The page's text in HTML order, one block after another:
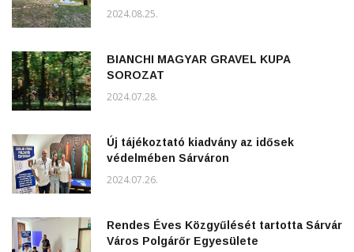
2024.08.25.
BIANCHI MAGYAR GRAVEL KUPA
SOROZAT
2024.07.28.
Új tájékoztató kiadvány az idősek
védelmében Sárváron
2024.07.26.
Rendes Éves Közgyűlését tartotta Sárvár
Város Polgárőr Egyesülete